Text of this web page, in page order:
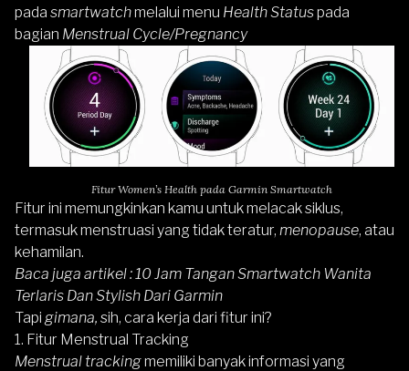
pada smartwatchmelalui menu Health Statuspada
bagian Menstrual Cycle/Pregnancy
Fitur Women’s Health pada Garmin Smartwatch
Fitur ini memungkinkan kamu untuk melacak siklus,
termasuk menstruasi yang tidak teratur, menopause, atau
kehamilan.
Baca juga artikel :10 Jam Tangan Smartwatch Wanita
Terlaris Dan Stylish Dari Garmin
Tapi gimana, sih, cara kerja dari fitur ini?
1. Fitur Menstrual Tracking
Menstrual trackingmemiliki banyak informasi yang